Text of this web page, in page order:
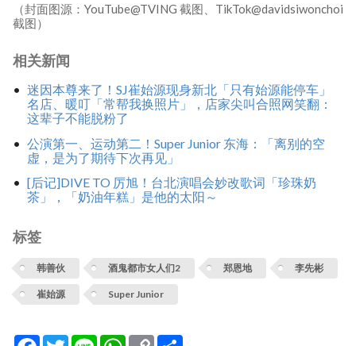
（封面图源：YouTube@TVING 截图、TikTok@davidsiwonchoi
截图）
相关新闻
迷因本尊来了！SJ崔始源现身新北「只有始源能停车」
名店、暖叮「常帮我换照片」，店家尖叫合照网笑翻：
这辈子不能脱粉了
公演第一、运动第二！Super Junior 东海：「离别的空
虚，是为了期待下次再见」
[后记]DIVE TO 厉旭！台北演唱会妙改歌词「珍珠奶
茶」，「奶油年糕」是他的太阳～
标签
韩善伙 酒鬼都市女人们2 郑恩地 李先彬
崔始源 Super Junior
Facebook
TwitterLine WhatsApp
Copy